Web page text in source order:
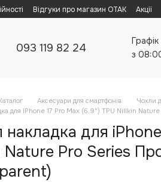
Відгуки про магазин ОТАК Акції
093 119 82 24
з
Аксесуари для смартфонів
Чохли
для iPhone 17 Pro Max (6.9") TPU Nillkin
накладка для
Nature Pro Series